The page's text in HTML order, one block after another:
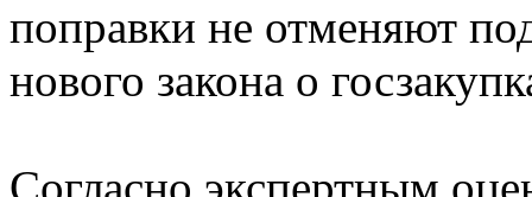
поправки не отменяют
нового закона о